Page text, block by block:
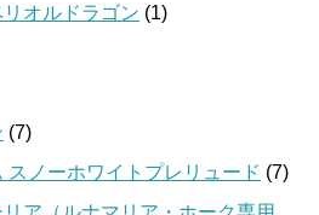
オルドラゴン (1)
(7)
スノーホワイトプレリュード (7)